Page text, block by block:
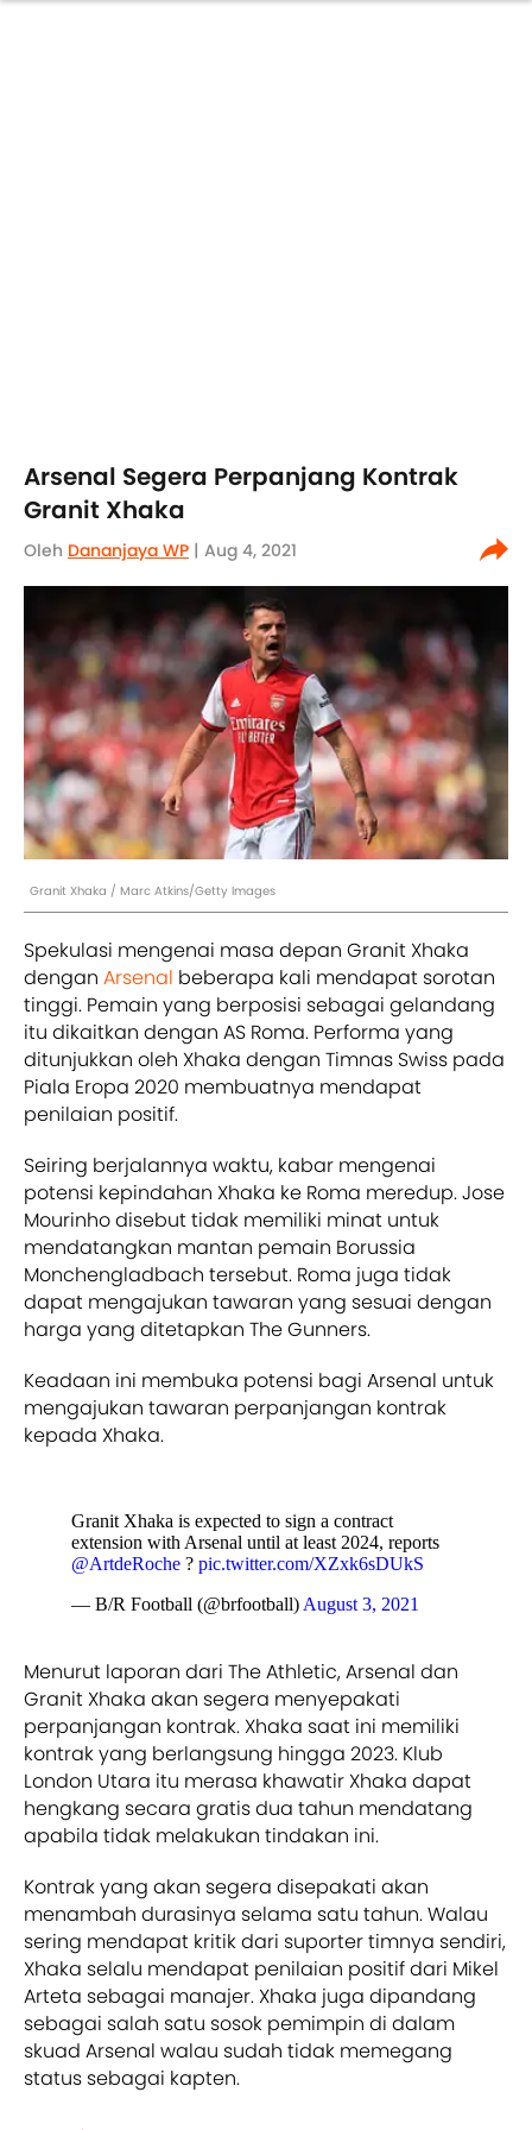
Arsenal Segera Perpanjang Kontrak
Granit Xhaka
Oleh Dananjaya WP | Aug 4, 2021
Granit Xhaka / Marc Atkins/Getty Images
Spekulasi mengenai masa depan Granit Xhaka
dengan Arsenal beberapa kali mendapat sorotan
tinggi. Pemain yang berposisi sebagai gelandang
itu dikaitkan dengan AS Roma. Performa yang
ditunjukkan oleh Xhaka dengan Timnas Swiss pada
Piala Eropa 2020 membuatnya mendapat
penilaian positif.
Seiring berjalannya waktu, kabar mengenai
potensi kepindahan Xhaka ke Roma meredup. Jose
Mourinho disebut tidak memiliki minat untuk
mendatangkan mantan pemain Borussia
Monchengladbach tersebut. Roma juga tidak
dapat mengajukan tawaran yang sesuai dengan
harga yang ditetapkan The Gunners.
Keadaan ini membuka potensi bagi Arsenal untuk
mengajukan tawaran perpanjangan kontrak
kepada Xhaka.
Granit Xhaka is expected to sign a contract
extension with Arsenal until at least 2024, reports
@ArtdeRoche ? pic.twitter.com/XZxk6sDUkS
— B/R Football (@brfootball) August 3, 2021
Menurut laporan dari The Athletic, Arsenal dan
Granit Xhaka akan segera menyepakati
perpanjangan kontrak. Xhaka saat ini memiliki
kontrak yang berlangsung hingga 2023. Klub
London Utara itu merasa khawatir Xhaka dapat
hengkang secara gratis dua tahun mendatang
apabila tidak melakukan tindakan ini.
Kontrak yang akan segera disepakati akan
menambah durasinya selama satu tahun. Walau
sering mendapat kritik dari suporter timnya sendiri,
Xhaka selalu mendapat penilaian positif dari Mikel
Arteta sebagai manajer. Xhaka juga dipandang
sebagai salah satu sosok pemimpin di dalam
skuad Arsenal walau sudah tidak memegang
status sebagai kapten.